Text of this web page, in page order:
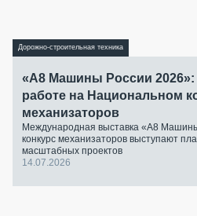
Дорожно-строительная техника
«А8 Машины России 2026»:
работе на Национальном
механизаторов
Международная выставка «А8
конкурс механизаторов выступают
масштабных проектов
14.07.2026